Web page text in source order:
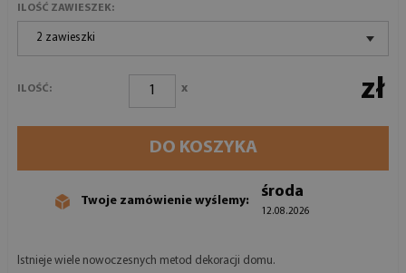
ILOŚĆ ZAWIESZEK:
2 zawieszki
ILOŚĆ: x zł
DO KOSZYKA
Twoje zamówienie wyślemy:
środa
12.08.2026
Istnieje wiele nowoczesnych metod dekoracji domu.